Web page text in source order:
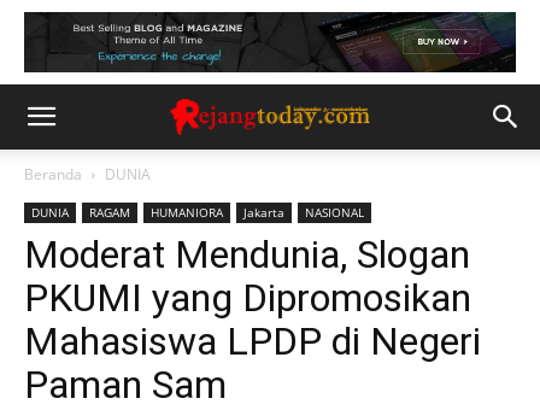
Beranda DUNIA
DUNIA RAGAM HUMANIORA Jakarta NASIONAL
Moderat Mendunia, Slogan
PKUMI yang Dipromosikan
Mahasiswa LPDP di Negeri
Paman Sam